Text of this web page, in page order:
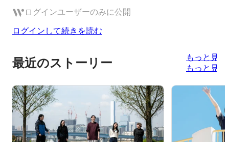
ログインユーザーのみに公開
ログインして続きを読む
最近のストーリー
もっと見る
もっと見る